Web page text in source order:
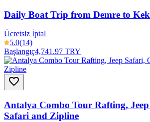
Daily Boat Trip from Demre to
Ücretsiz İptal
5.0(14)
Başlangıç4,741.97 TRY
Antalya Combo Tour Rafting,
Safari and Zipline